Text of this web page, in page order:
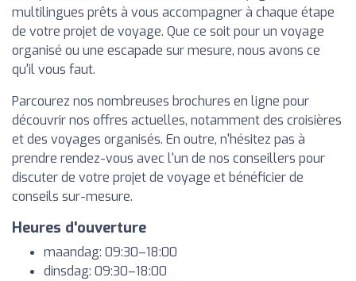
multilingues prêts à vous accompagner à chaque étape
de votre projet de voyage. Que ce soit pour un voyage
organisé ou une escapade sur mesure, nous avons ce
qu'il vous faut.
Parcourez nos nombreuses brochures en ligne pour
découvrir nos offres actuelles, notamment des croisières
et des voyages organisés. En outre, n'hésitez pas à
prendre rendez-vous avec l'un de nos conseillers pour
discuter de votre projet de voyage et bénéficier de
conseils sur-mesure.
Heures d'ouverture
maandag: 09:30–18:00
dinsdag: 09:30–18:00